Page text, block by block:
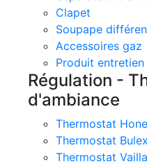
Clapet
Soupape
Accessoires gaz
Produit entretien
Régulation -
d'ambiance
Thermostat
Thermostat Bulex
Thermostat